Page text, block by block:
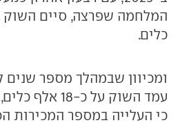
כלים.
ומכיוון שבמהלך מספר
עמד השוק על
כי העלייה במספר המכירות